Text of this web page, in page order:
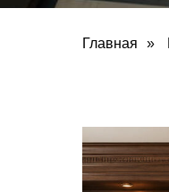
Главная »